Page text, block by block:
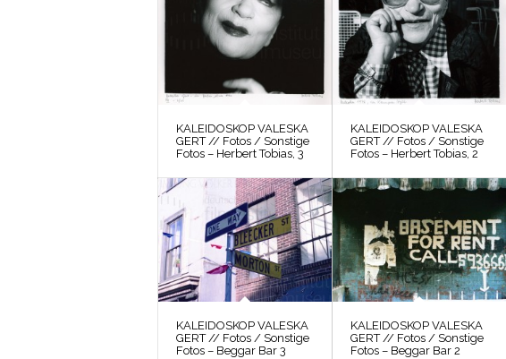
KALEIDOSKOP VALESKA
GERT // Fotos / Sonstige
Fotos – Herbert Tobias, 3
KALEIDOSKOP VALESKA
GERT // Fotos / Sonstige
Fotos – Herbert Tobias, 2
KALEIDOSKOP VALESKA
GERT // Fotos / Sonstige
Fotos – Beggar Bar 3
KALEIDOSKOP VALESKA
GERT // Fotos / Sonstige
Fotos – Beggar Bar 2